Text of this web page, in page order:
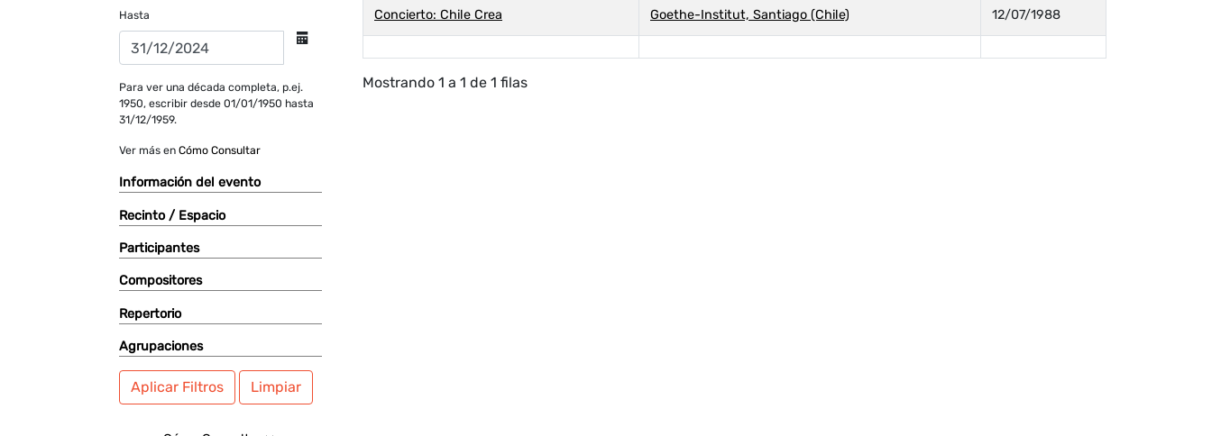
Hasta
Para ver una década completa, p.ej.
1950, escribir desde 01/01/1950 hasta
31/12/1959.
Ver más en Cómo Consultar
Información del evento
Recinto / Espacio
Participantes
Compositores
Repertorio
Agrupaciones
Aplicar Filtros Limpiar
Concierto: Chile Crea Goethe-Institut, Santiago (Chile) 12/07/1988
Mostrando 1 a 1 de 1 filas